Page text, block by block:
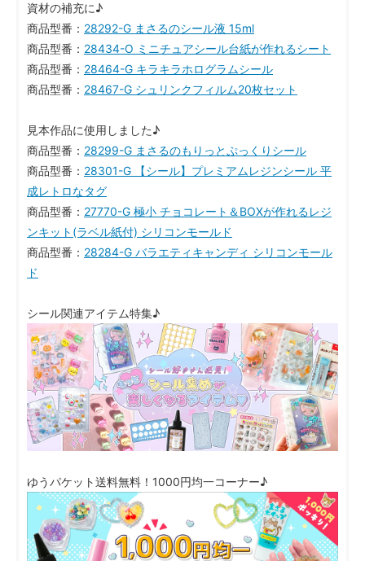
資材の補充に♪
商品型番： 28292-G まさるのシール液 15ml
商品型番： 28434-O ミニチュアシール台紙が作れるシート
商品型番： 28464-G キラキラホログラムシール
商品型番： 28467-G シュリンクフィルム20枚セット
見本作品に使用しました♪
商品型番： 28299-G まさるのもりっとぷっくりシール
商品型番： 28301-G 【シール】プレミアムレジンシール 平
成レトロなタグ
商品型番： 27770-G 極小 チョコレート＆BOXが作れるレジ
ンキット(ラベル紙付) シリコンモールド
商品型番： 28284-G バラエティキャンディ シリコンモール
ド
シール関連アイテム特集♪
ゆうパケット送料無料！1000円均一コーナー♪